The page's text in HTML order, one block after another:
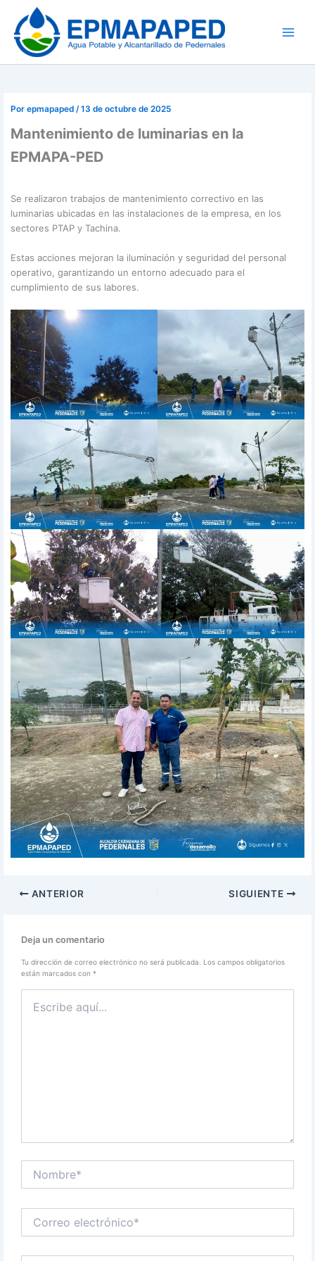
contenido
Porepmapaped/13 de octubre de 2025
Mantenimiento de luminarias en la
EPMAPA-PED
Se realizaron trabajos de mantenimiento correctivo en las
luminarias ubicadas en las instalaciones de la empresa, en los
sectores PTAP y Tachina.
Estas acciones mejoran la iluminación y seguridad del personal
operativo, garantizando un entorno adecuado para el
cumplimiento de sus labores.
ANTERIOR SIGUIENTE
Deja un comentario
Tu dirección de correo electrónico no será publicada.
Los campos obligatorios
están marcados con*
aquí...
electrónico*